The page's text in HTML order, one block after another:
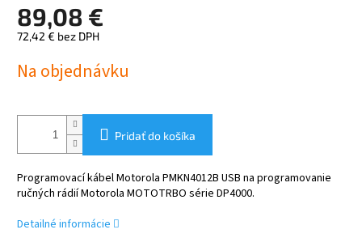
89,08 €
72,42 € bez DPH
cena:
Na objednávku
Pridať do košíka
Programovací kábel Motorola PMKN4012B USB na programovanie
ručných rádií Motorola MOTOTRBO série DP4000.
Detailné informácie